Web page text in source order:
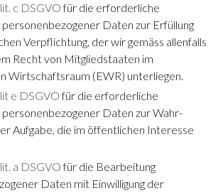
c DSGVOfür die erforderliche
Daten zur Erfüllung
Ver­pflichtung, der wir gemäss allen­falls
Recht von Mitgliedstaaten im
Wirtschafts­raum (EWR) unterliegen.
e DSGVOfür die erforderliche
personen­bezogener Daten zur Wahr­
Aufgabe, die im öffent­lichen Interesse
a DSGVOfür die Bearbeitung
Daten mit Ein­willigung der